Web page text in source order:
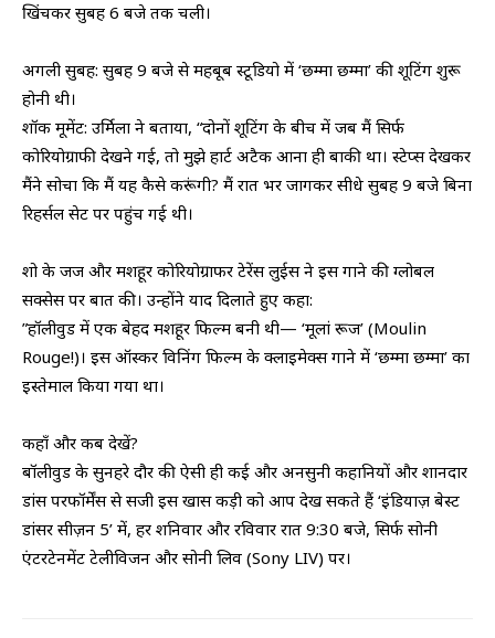
खिंचकर सुबह 6 बजे तक चली।
​अगली सुबह: सुबह 9 बजे से महबूब स्टूडियो में ‘छम्मा छम्मा’ की शूटिंग शुरू
होनी थी।
​शॉक मूमेंट: उर्मिला ने बताया, “दोनों शूटिंग के बीच में जब मैं सिर्फ
कोरियोग्राफी देखने गई, तो मुझे हार्ट अटैक आना ही बाकी था। स्टेप्स देखकर
मैंने सोचा कि मैं यह कैसे करूंगी? मैं रात भर जागकर सीधे सुबह 9 बजे बिना
रिहर्सल सेट पर पहुंच गई थी।
​शो के जज और मशहूर कोरियोग्राफर टेरेंस लुईस ने इस गाने की ग्लोबल
सक्सेस पर बात की। उन्होंने याद दिलाते हुए कहा:
​”हॉलीवुड में एक बेहद मशहूर फिल्म बनी थी— ‘मूलां रूज’ (Moulin
Rouge!)। इस ऑस्कर विनिंग फिल्म के क्लाइमेक्स गाने में ‘छम्मा छम्मा’ का
इस्तेमाल किया गया था।
​कहाँ और कब देखें?
बॉलीवुड के सुनहरे दौर की ऐसी ही कई और अनसुनी कहानियों और शानदार
डांस परफॉर्मेंस से सजी इस खास कड़ी को आप देख सकते हैं ‘इंडियाज़ बेस्ट
डांसर सीज़न 5’ में, हर शनिवार और रविवार रात 9:30 बजे, सिर्फ सोनी
एंटरटेनमेंट टेलीविजन और सोनी लिव (Sony LIV) पर।